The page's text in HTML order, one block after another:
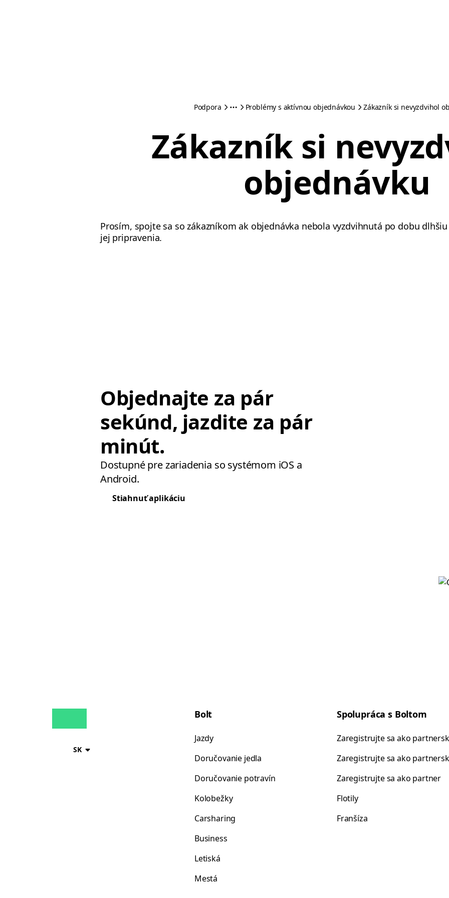
Podpora Problémy s aktívnou objednávkou Zákazník si nevyzdvihol
Zákazník si
objednávku
Prosím, spojte sa so zákazníkom ak objednávka nebola vyzdvihnutá po dobu
jej pripravenia.
Objednajte za pár
sekúnd, jazdite za pár
minút.
Dostupné pre zariadenia so systémom iOS a
Android.
Stiahnuť aplikáciu
SK
Bolt
Jazdy
Doručovanie jedla
Doručovanie potravín
Kolobežky
Carsharing
Business
Letiská
Mestá
Spolupráca s Boltom
Zaregistrujte sa ako
Zaregistrujte sa ako
Zaregistrujte sa ako partner
Flotily
Franšíza